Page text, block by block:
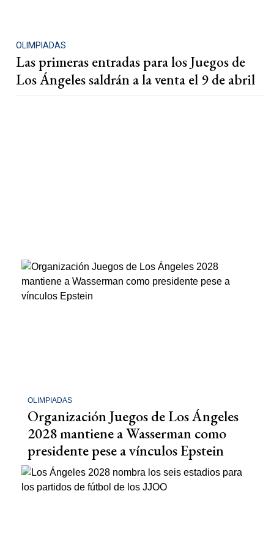
OLIMPIADAS
Las primeras entradas para los Juegos de
Los Ángeles saldrán a la venta el 9 de abril
OLIMPIADAS
Organización Juegos de Los Ángeles
2028 mantiene a Wasserman como
presidente pese a vínculos Epstein